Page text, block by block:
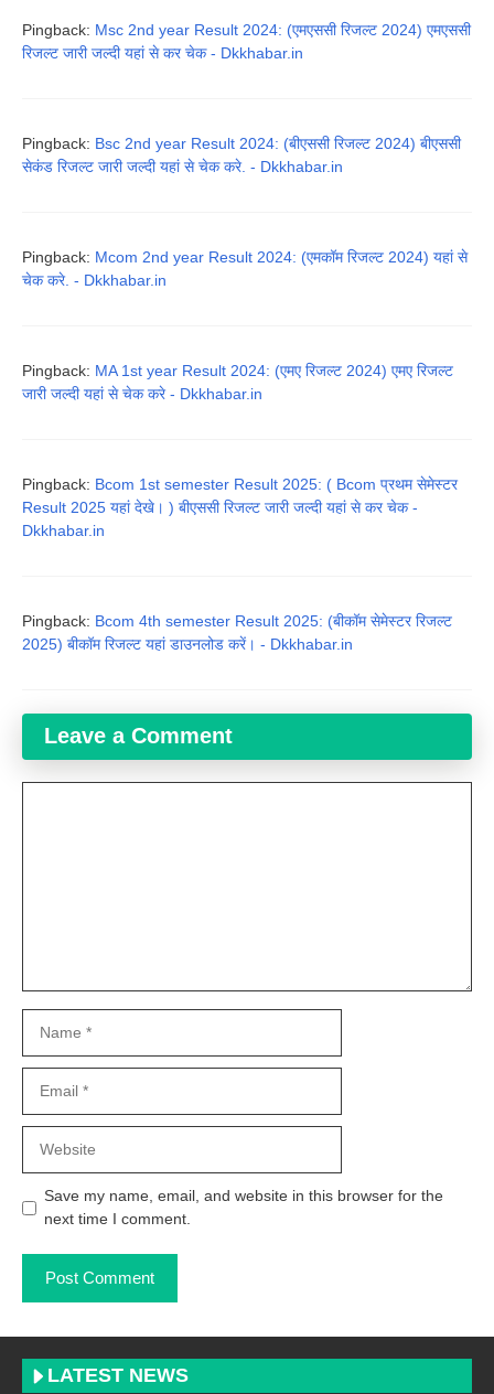
Pingback: Msc 2nd year Result 2024: (एमएससी रिजल्ट 2024) एमएससी
रिजल्ट जारी जल्दी यहां से कर चेक - Dkkhabar.in
Pingback: Bsc 2nd year Result 2024: (बीएससी रिजल्ट 2024) बीएससी
सेकंड रिजल्ट जारी जल्दी यहां से चेक करे. - Dkkhabar.in
Pingback: Mcom 2nd year Result 2024: (एमकॉम रिजल्ट 2024) यहां से
चेक करे. - Dkkhabar.in
Pingback: MA 1st year Result 2024: (एमए रिजल्ट 2024) एमए रिजल्ट
जारी जल्दी यहां से चेक करे - Dkkhabar.in
Pingback: Bcom 1st semester Result 2025: ( Bcom प्रथम सेमेस्टर
Result 2025 यहां देखे। ) बीएससी रिजल्ट जारी जल्दी यहां से कर चेक -
Dkkhabar.in
Pingback: Bcom 4th semester Result 2025: (बीकॉम सेमेस्टर रिजल्ट
2025) बीकॉम रिजल्ट यहां डाउनलोड करें। - Dkkhabar.in
Leave a Comment
Save my name, email, and website in this browser for the
next time I comment.
LATEST NEWS